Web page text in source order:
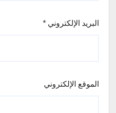
البريد الإلكتروني *
الموقع الإلكتروني